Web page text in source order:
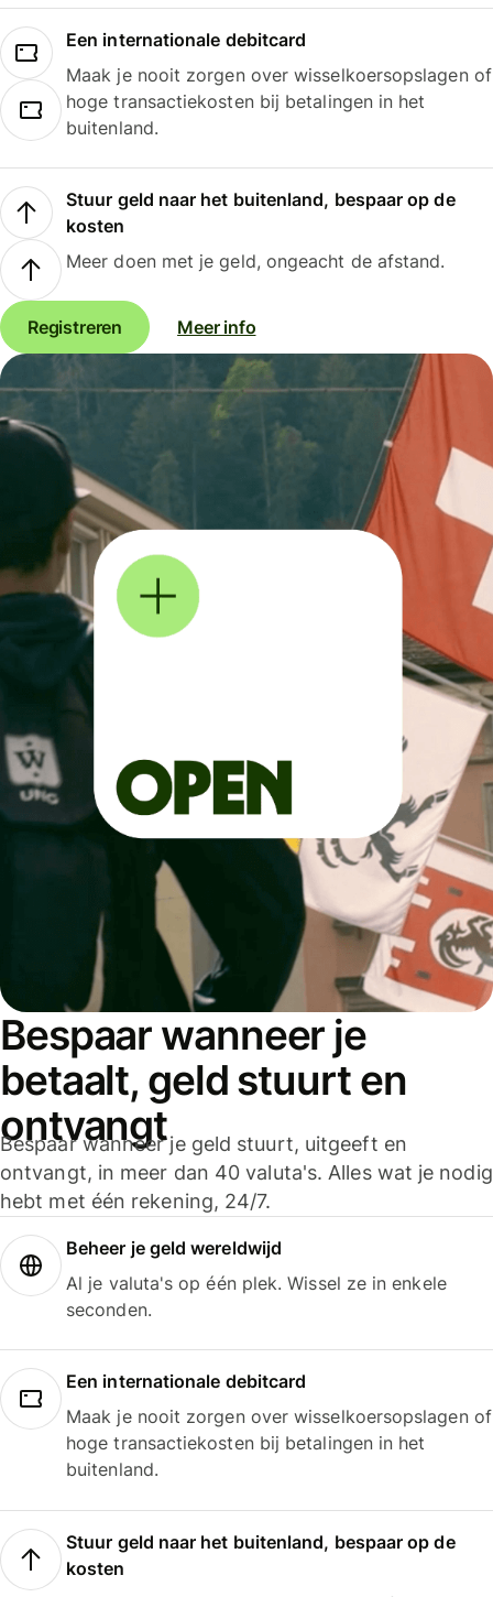
Een internationale debitcard
Maak je nooit zorgen over wisselkoersopslagen of
hoge transactiekosten bij betalingen in het
buitenland.
Stuur geld naar het buitenland, bespaar op de
kosten
Meer doen met je geld, ongeacht de afstand.
Registreren Meer info
Bespaar wanneer je
betaalt, geld stuurt en
ontvangt
Bespaar wanneer je geld stuurt, uitgeeft en
ontvangt, in meer dan 40 valuta's. Alles wat je nodig
hebt met één rekening, 24/7.
Beheer je geld wereldwijd
Al je valuta's op één plek. Wissel ze in enkele
seconden.
Een internationale debitcard
Maak je nooit zorgen over wisselkoersopslagen of
hoge transactiekosten bij betalingen in het
buitenland.
Stuur geld naar het buitenland, bespaar op de
kosten